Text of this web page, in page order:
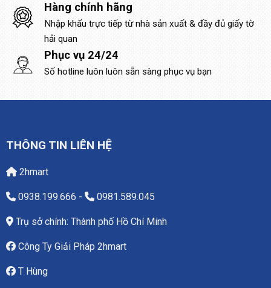
Hàng chính hãng
Nhập khẩu trực tiếp từ nhà sản xuất & đầy đủ giấy tờ
hải quan
Phục vụ 24/24
Số hotline luôn luôn sẵn sàng phục vụ bạn
THÔNG TIN LIÊN HỆ
2hmart
0938.199.666 - 0981.589.045
Trụ sở chính: Thành phố Hồ Chí Minh
Công Ty Giải Pháp 2hmart
T Hùng